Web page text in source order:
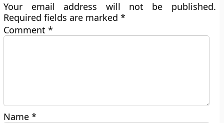
Your email address will not be published.
Required fields are marked*
Comment*
Name*